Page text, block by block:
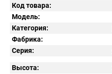
Код товара:
Модель:
Категория:
Фабрика:
Серия:
Высота: